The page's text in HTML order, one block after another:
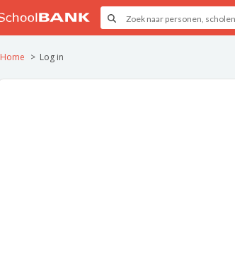
Home Log in